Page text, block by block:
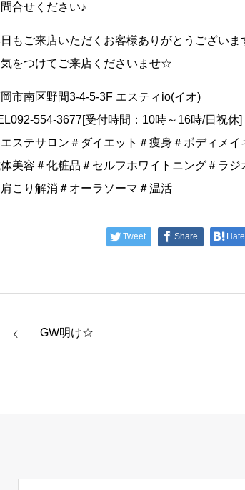
合せください♪
もご来店いただくお客様ありがとうございま
をつけてご来店くださいませ☆
市南区野間3-4-5-3F エスティio(イオ)
554-3677[受付時間：10時～16時/日祝休]
ステサロン＃ダイエット＃痩身＃ボディメ
美容＃化粧品＃セルフホワイトニング＃ラ
こり解消＃オーラソーマ＃温活
Tweet Share
GW明け☆